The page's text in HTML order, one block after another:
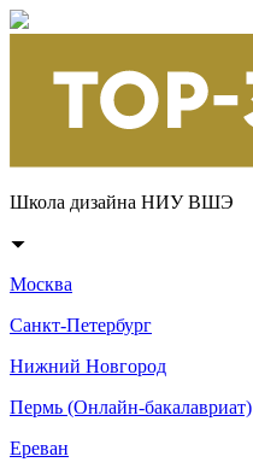
Школа дизайна НИУ ВШЭ
Москва
Санкт-Петербург
Нижний Новгород
Пермь (Онлайн-бакалавриат)
Ереван